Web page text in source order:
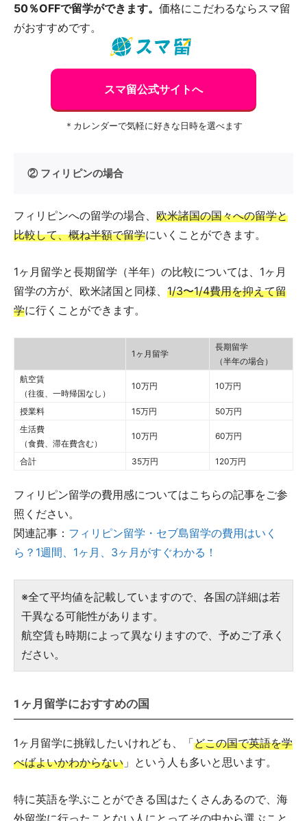
50％OFFで留学ができます。 価格にこだわるならスマ留
がおすすめです。
スマ留公式サイトへ
＊カレンダーで気軽に好きな日時を選べます
② フィリピンの場合
フィリピンへの留学の場合、 欧米諸国の国々への留学と
比較して、概ね半額で留学にいくことができます。
1ヶ月留学と長期留学（半年）の比較については、1ヶ月
留学の方が、欧米諸国と同様、 1/3〜1/4費用を抑えて留
学に行くことができます。
1ヶ月留学
長期留学
（半年の場合）
航空賃
（往復、一時帰国なし）
10万円 10万円
授業料 15万円
50万円
生活費
（食費、滞在費含む）
10万円 60万円
合計 35万円 120万円
フィリピン留学の費用感についてはこちらの記事をご参
照ください。
関連記事： フィリピン留学・セブ島留学の費用はいく
ら？1週間、1ヶ月、3ヶ月がすぐわかる！
※全て平均値を記載していますので、各国の詳細は若
干異なる可能性があります。
航空賃も時期によって異なりますので、予めご了承く
ださい。
1ヶ月留学におすすめの国
1ヶ月留学に挑戦したいけれども、「どこの国で英語を学
べばよいかわからない 」という人も多いと思います。
特に英語を学ぶことができる国はたくさんあるので、海